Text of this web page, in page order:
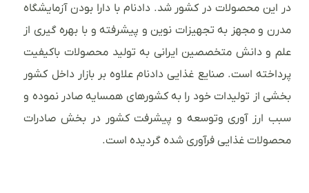
در این محصولات در کشور شد. دادنام با دارا بودن آزمایشگاه
مدرن و مجهز به تجهیزات نوین و پیشرفته و با بهره گیری از
علم و دانش متخصصین ایرانی به تولید محصولات باکیفیت
پرداخته است. صنایع غذایی دادنام علاوه بر بازار داخل کشور
بخشی از تولیدات خود را به کشورهای همسایه صادر نموده و
سبب ارز آوری وتوسعه و پیشرفت کشور در بخش صادرات
محصولات غذایی فرآوری شده گردیده است.